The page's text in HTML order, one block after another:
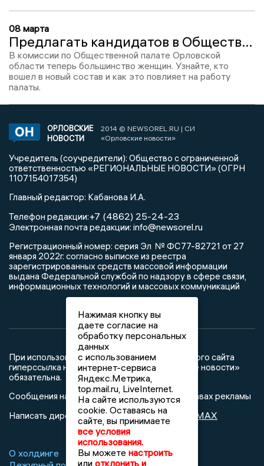
08 марта
Предлагать кандидатов в Общественную палату Клычкову будут в основном женщины
В комиссии по Общественной палате Орловской
области теперь большинство женщин. Узнайте, кто
вошел в новый состав и как это повлияет на работу
палаты.
ОРЛОВСКИЕ
НОВОСТИ
2014 © NEWSOREL.RU | СИ
«Орловские новости»
Учредитель (соучредители): Общество с ограниченной
ответственностью «РЕГИОНАЛЬНЫЕ НОВОСТИ» (ОГРН
1107154017354)
Главный редактор: Кабанова И.А.
Телефон редакции:+7 (4862) 25-24-23
Электронная почта редакции: info@newsorel.ru
Регистрационный номер: серия Эл № ФС77-82721 от 27
января 2022г. согласно выписке из реестра
зарегистрированных средств массовой информации
выдана Федеральной службой по надзору в сфере связи,
информационных технологий и массовых коммуникаций
При использовании любого материала с данного сайта
гиперссылка на Сетевое издание «Орловские новости»
обязательна.
Сообщения на сером фоне размещены на правах рекламы
Написать директору в телеграм@mazov MAX
О холдинге Вакансии
Реклама
Нажимая кнопку вы
даете согласие на
обработку персональных
данных
с использованием
интернет-сервиса
Яндекс.Метрика,
top.mail.ru, LiveInternet.
На сайте используются
cookie. Оставаясь на
сайте, вы принимаете
все условия
использования.
Вы можете настроить
или отклонить и